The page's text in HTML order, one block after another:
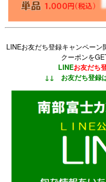
LINEお友だち登録キャンペーン
クーポンを
LINEお友だち
↓↓ お友だち登録